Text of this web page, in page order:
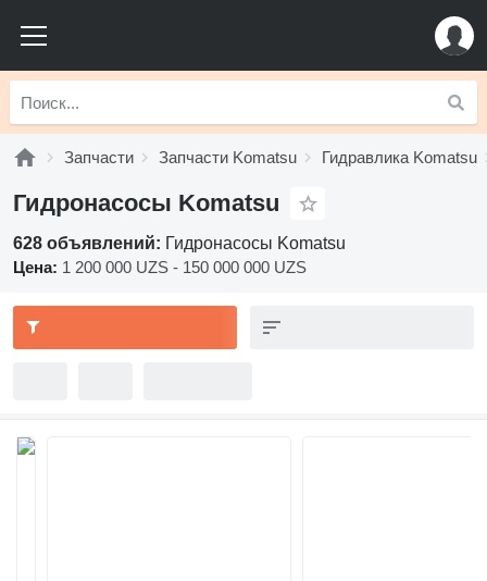
Запчасти Запчасти Komatsu Гидравлика Komatsu
Гидронасосы Komatsu
628 объявлений: Гидронасосы Komatsu
Цена: 1 200 000 UZS - 150 000 000 UZS